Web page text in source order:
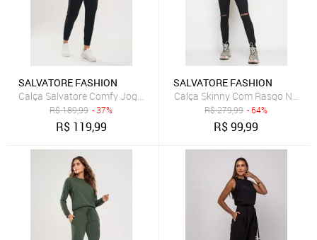
SALVATORE FASHION
Calça Salvatore Comfy Jogger Moletinho Preto
R$189,99 - 37%
R$ 119,99
SALVATORE FASHION
Calça Skinny Com Rasgo No
R$279,99 - 64%
R$99,99